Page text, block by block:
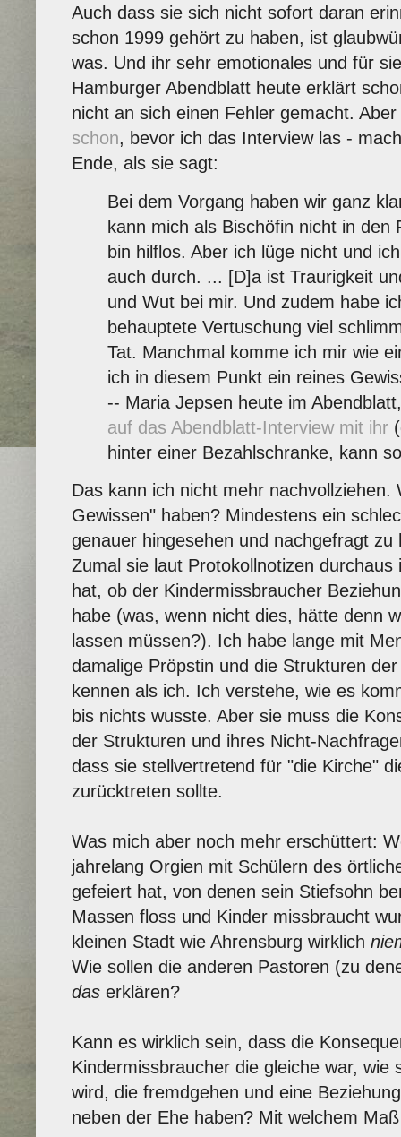
Auch dass sie sich nicht sofort daran
schon 1999 gehört zu haben, ist
was. Und ihr sehr emotionales und für
Hamburger Abendblatt heute erklärt
nicht an sich einen Fehler gemacht.
schon, bevor ich das Interview las -
Ende, als sie sagt:
Bei dem Vorgang haben wir ganz
kann mich als Bischöfin nicht in den
bin hilflos. Aber ich lüge nicht und
auch durch. ... [D]a ist Traurigkeit
und Wut bei mir. Und zudem habe
behauptete Vertuschung viel
Tat. Manchmal komme ich mir wie
ich in diesem Punkt ein reines
-- Maria Jepsen heute im
auf das Abendblatt-Interview mit ihr
hinter einer Bezahlschranke, kann
Das kann ich nicht mehr nachvollziehen.
Gewissen" haben? Mindestens ein
genauer hingesehen und nachgefragt
Zumal sie laut Protokollnotizen
hat, ob der Kindermissbraucher
habe (was, wenn nicht dies, hätte denn
lassen müssen?). Ich habe lange mit
damalige Pröpstin und die Strukturen
kennen als ich. Ich verstehe, wie es
bis nichts wusste. Aber sie muss die
der Strukturen und ihres Nicht-
dass sie stellvertretend für "die Kirche"
zurücktreten sollte.
Was mich aber noch mehr erschüttert:
jahrelang Orgien mit Schülern des
gefeiert hat, von denen sein Stiefsohn
Massen floss und Kinder missbraucht
kleinen Stadt wie Ahrensburg wirklich
Wie sollen die anderen Pastoren (zu
das erklären?
Kann es wirklich sein, dass die
Kindermissbraucher die gleiche war, wie
wird, die fremdgehen und eine
neben der Ehe haben? Mit welchem